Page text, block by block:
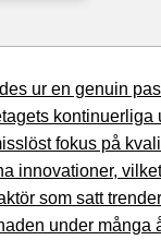
ur en genuin
kontinuerliga
fokus på
innovationer,
som satt
under många